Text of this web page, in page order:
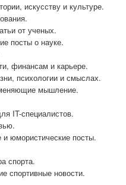
искусству и культуре.
от ученых.
посты о науке.
финансам и карьере.
психологии и смыслах.
мышление.
IT-специалистов.
юмористические посты.
спорта.
спортивные новости.